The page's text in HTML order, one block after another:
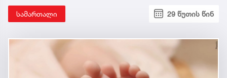
სამართალი 29 წუთის წინ